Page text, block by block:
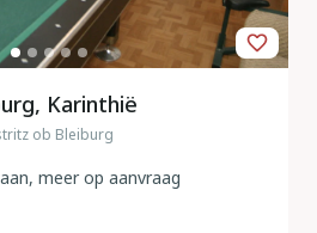
Karinthië
ob Bleiburg
meer op aanvraag